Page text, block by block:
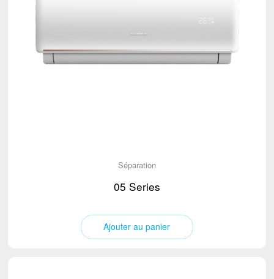
Séparation
05 Series
Ajouter au panier